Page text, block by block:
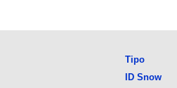
Tipo
ID Snow